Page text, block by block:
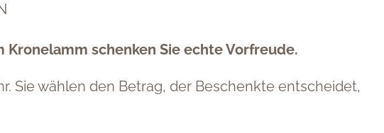
Kronelamm schenken Sie echte Vorfreude.
Sie wählen den Betrag, der Beschenkte entscheidet,